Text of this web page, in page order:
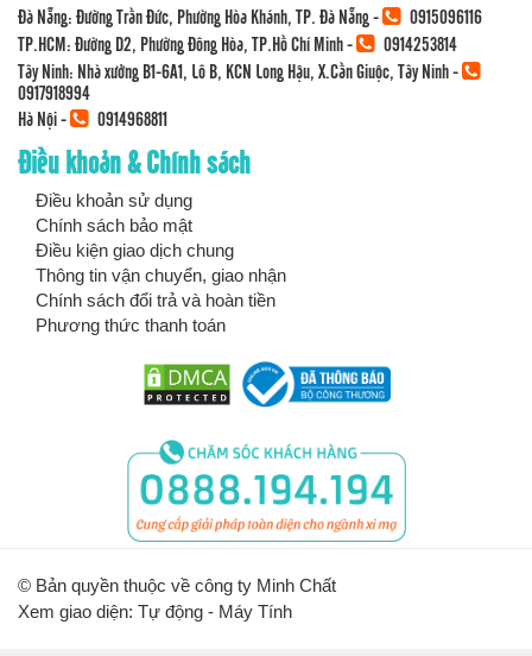
Đà Nẵng: Đường Trần Đức, Phường Hòa Khánh, TP. Đà Nẵng -
0915096116
TP.HCM: Đường D2, Phường Đông Hòa, TP.Hồ Chí Minh -
0914253814
Tây Ninh: Nhà xưởng B1-6A1, Lô B, KCN Long Hậu, X.Cần Giuộc, Tây Ninh -
0917918994
Hà Nội -
0914968811
Điều khoản & Chính sách
Điều khoản sử dụng
Chính sách bảo mật
Điều kiện giao dịch chung
Thông tin vận chuyển, giao nhận
Chính sách đổi trả và hoàn tiền
Phương thức thanh toán
© Bản quyền thuộc về công ty Minh Chất
Xem giao diện: Tự động - Máy Tính